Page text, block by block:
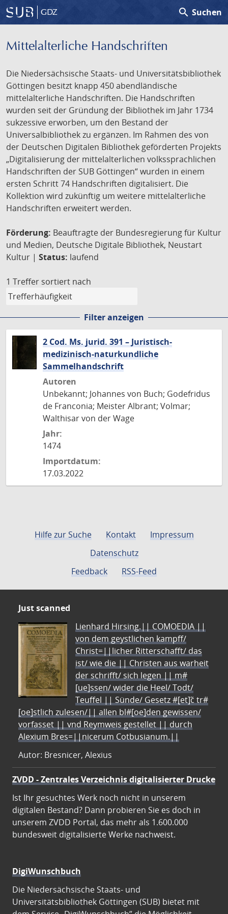
GDZ search Suchen
Mittelalterliche Handschriften
Die Niedersächsische Staats- und Universitätsbibliothek
Göttingen besitzt knapp 450 abendländische
mittelalterliche Handschriften. Die Handschriften
wurden seit der Gründung der Bibliothek im Jahr 1734
sukzessive erworben, um den Bestand der
Universalbibliothek zu ergänzen. Im Rahmen des von
der Deutschen Digitalen Bibliothek geförderten Projekts
„Digitalisierung der mittelalterlichen volkssprachlichen
Handschriften der SUB Göttingen“ wurden in einem
ersten Schritt 74 Handschriften digitalisiert. Die
Kollektion wird zukünftig um weitere mittelalterliche
Handschriften erweitert werden.
Förderung: Beauftragte der Bundesregierung für Kultur
und Medien, Deutsche Digitale Bibliothek, Neustart
Kultur | Status: laufend
1 Treffer sortiert nach
Filter anzeigen
2 Cod. Ms. jurid. 391 – Juristisch-
medizinisch-naturkundliche
Sammelhandschrift
Autoren
Unbekannt; Johannes von Buch; Godefridus
de Franconia; Meister Albrant; Volmar;
Walthisar von der Wage
Jahr:
1474
Importdatum:
17.03.2022
Hilfe zur Suche Kontakt
Impressum
Datenschutz
Feedback
RSS-Feed
Just scanned
Lienhard Hirsing.|| COMOEDIA ||
von dem geystlichen kampff/
Christ=||licher Ritterschafft/ das
ist/ wie die || Christen aus warheit
der schrifft/ sich legen || m#
[ue]ssen/ wider die Heel/ Todt/
Teuffel || Sünde/ Gesetz #[et]c̃ tr#
[oe]stlich zulesen/|| allen bl#[oe]den gewissen/
vorfasset || vnd Reymweis gestellet || durch
Alexium Bres=||nicerum Cotbusianum.||
Autor: Bresnicer, Alexius
ZVDD - Zentrales Verzeichnis digitalisierter Drucke
Ist Ihr gesuchtes Werk noch nicht in unserem
digitalen Bestand? Dann probieren Sie es doch in
unserem ZVDD Portal, das mehr als 1.600.000
bundesweit digitalisierte Werke nachweist.
DigiWunschbuch
Die Niedersächsische Staats- und
Universitätsbibliothek Göttingen (SUB) bietet mit